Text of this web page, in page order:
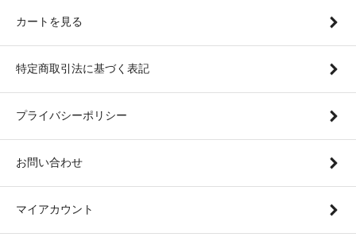
カートを見る
特定商取引法に基づく表記
プライバシーポリシー
お問い合わせ
マイアカウント